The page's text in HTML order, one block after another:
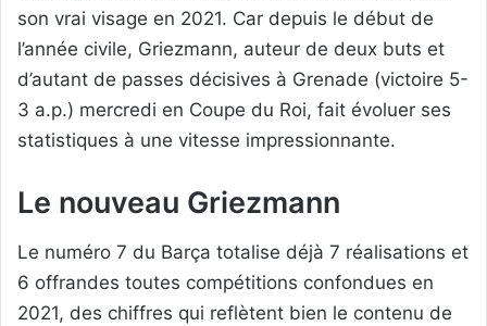
son vrai visage en 2021. Car depuis le début de
l’année civile, Griezmann, auteur de deux buts et
d’autant de passes décisives à Grenade (victoire 5-
3 a.p.) mercredi en Coupe du Roi, fait évoluer ses
statistiques à une vitesse impressionnante.
Le nouveau Griezmann
Le numéro 7 du Barça totalise déjà 7 réalisations et
6 offrandes toutes compétitions confondues en
2021, des chiffres qui reflètent bien le contenu de